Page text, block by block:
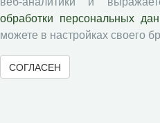
Рецензентам
Положение о
обработки персональных
можете в настройках своего
СОГЛАСЕН